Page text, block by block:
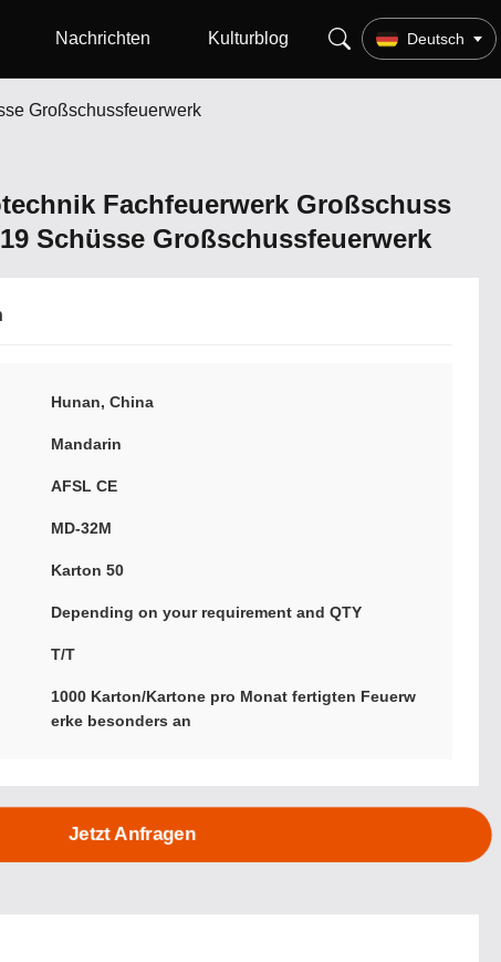
Nachrichten Kulturblog Deutsch
Großschussfeuerwerk
Fachfeuerwerk Großschuss
Schüsse Großschussfeuerwerk
Hunan, China
Mandarin
AFSL CE
MD-32M
Karton 50
Depending on your requirement and QTY
T/T
1000 Karton/Kartone pro Monat fertigten Feuerw
erke besonders an
Jetzt Anfragen